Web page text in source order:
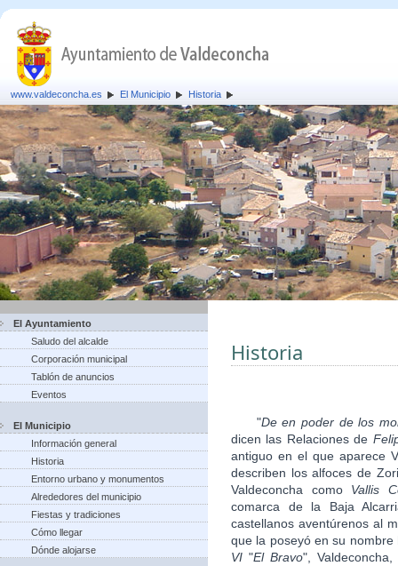
www.valdeconcha.es El Municipio Historia
El Ayuntamiento
Saludo del alcalde
Corporación municipal
Tablón de anuncios
Eventos
El Municipio
Información general
Historia
Entorno urbano y monumentos
Alrededores del municipio
Fiestas y tradiciones
Cómo llegar
Dónde alojarse
Historia
"De en poder de los
dicen las Relaciones de
antiguo en el que aparece
describen los alfoces de
Valdeconcha como Vallis
comarca de la Baja
castellanos aventúrenos al
que la poseyó en su
VI "El Bravo",